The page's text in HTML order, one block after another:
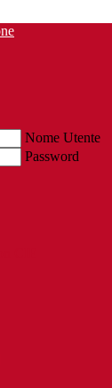
Nome Utente
Password